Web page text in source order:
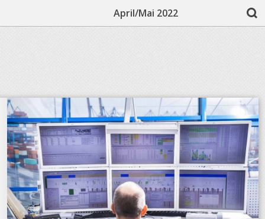
April/Mai 2022